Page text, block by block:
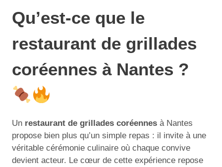
Qu’est-ce que le
restaurant de grillades
coréennes à Nantes ?
Un restaurant de grillades coréennes à Nantes
propose bien plus qu’un simple repas : il invite à une
véritable cérémonie culinaire où chaque convive
devient acteur. Le cœur de cette expérience repose